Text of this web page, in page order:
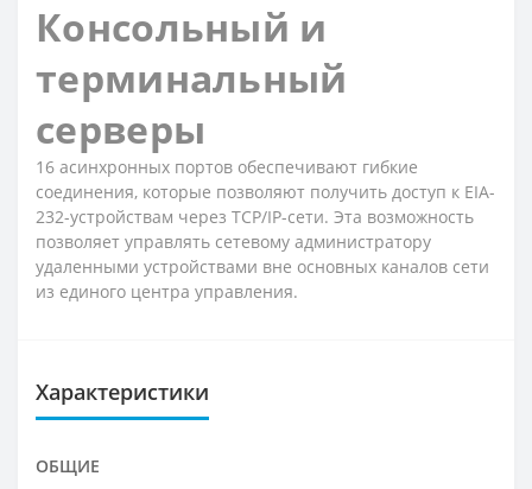
Консольный и
терминальный
серверы
16 асинхронных портов обеспечивают гибкие
соединения, которые позволяют получить доступ к EIA-
232-устройствам через TCP/IP-сети. Эта возможность
позволяет управлять сетевому администратору
удаленными устройствами вне основных каналов сети
из единого центра управления.
Характеристики
ОБЩИЕ